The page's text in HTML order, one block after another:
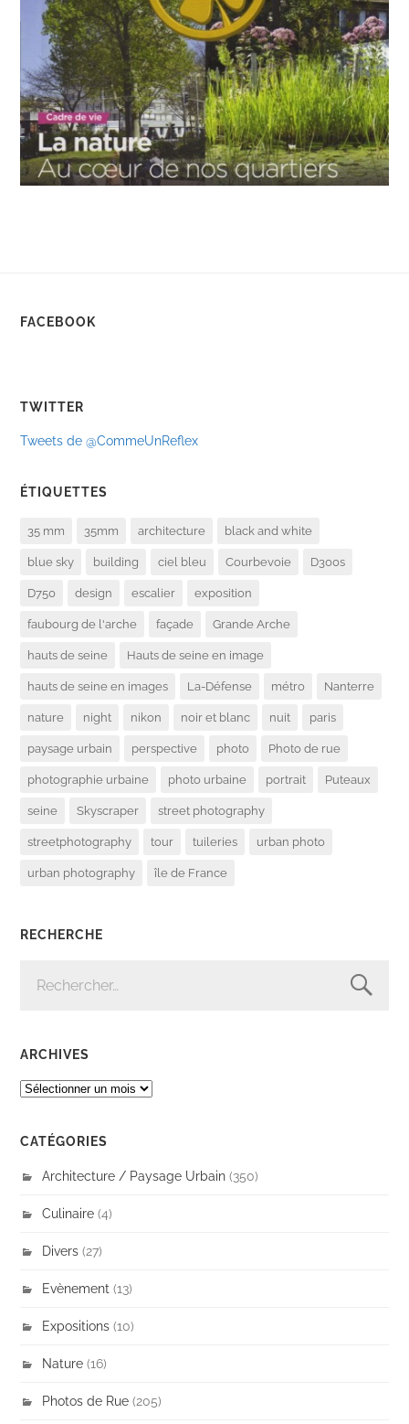
FACEBOOK
TWITTER
Tweets de @CommeUnReflex
ÉTIQUETTES
35 mm 35mm architecture black and white
blue sky building ciel bleu Courbevoie D300s
D750 design escalier exposition
faubourg de l'arche façade Grande Arche
hauts de seine Hauts de seine en image
hauts de seine en images La-Défense métro Nanterre
nature night nikon noir et blanc nuit paris
paysage urbain perspective photo Photo de rue
photographie urbaine photo urbaine portrait Puteaux
seine Skyscraper street photography
streetphotography tour tuileries urban photo
urban photography île de France
RECHERCHE
ARCHIVES
ARCHIVES
CATÉGORIES
Architecture / Paysage Urbain (350)
Culinaire (4)
Divers (27)
Evènement (13)
Expositions (10)
Nature (16)
Photos de Rue (205)